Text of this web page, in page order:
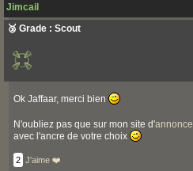
Jimcail
🥉 Grade : Scout
Ok Jaffaar, merci bien
N'oubliez pas que sur mon site d'annonce
avec l'ancre de votre choix
2 J'aime ❤️